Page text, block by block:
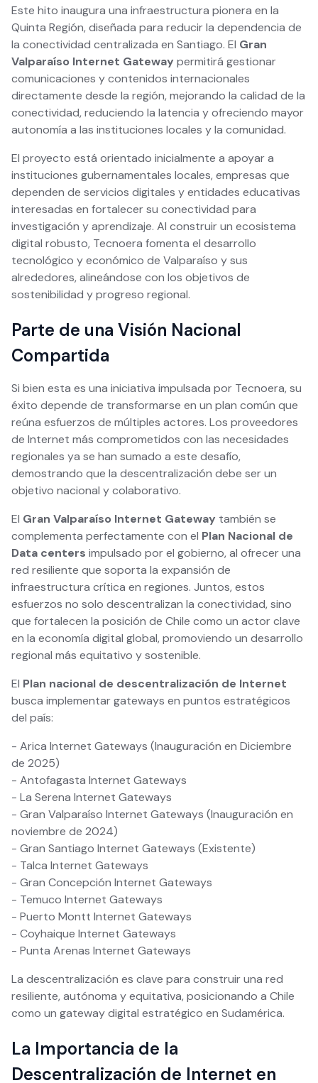
Este hito inaugura una infraestructura pionera en la
Quinta Región, diseñada para reducir la dependencia de
la conectividad centralizada en Santiago. El Gran
Valparaíso Internet Gateway permitirá gestionar
comunicaciones y contenidos internacionales
directamente desde la región, mejorando la calidad de la
conectividad, reduciendo la latencia y ofreciendo mayor
autonomía a las instituciones locales y la comunidad.
El proyecto está orientado inicialmente a apoyar a
instituciones gubernamentales locales, empresas que
dependen de servicios digitales y entidades educativas
interesadas en fortalecer su conectividad para
investigación y aprendizaje. Al construir un ecosistema
digital robusto, Tecnoera fomenta el desarrollo
tecnológico y económico de Valparaíso y sus
alrededores, alineándose con los objetivos de
sostenibilidad y progreso regional.
Parte de una Visión Nacional
Compartida
Si bien esta es una iniciativa impulsada por Tecnoera, su
éxito depende de transformarse en un plan común que
reúna esfuerzos de múltiples actores. Los proveedores
de Internet más comprometidos con las necesidades
regionales ya se han sumado a este desafío,
demostrando que la descentralización debe ser un
objetivo nacional y colaborativo.
El Gran Valparaíso Internet Gateway también se
complementa perfectamente con el Plan Nacional de
Data centers impulsado por el gobierno, al ofrecer una
red resiliente que soporta la expansión de
infraestructura crítica en regiones. Juntos, estos
esfuerzos no solo descentralizan la conectividad, sino
que fortalecen la posición de Chile como un actor clave
en la economía digital global, promoviendo un desarrollo
regional más equitativo y sostenible.
El Plan nacional de descentralización de Internet
busca implementar gateways en puntos estratégicos
del país:
- Arica Internet Gateways (Inauguración en Diciembre
de 2025)
- Antofagasta Internet Gateways
- La Serena Internet Gateways
- Gran Valparaíso Internet Gateways (Inauguración en
noviembre de 2024)
- Gran Santiago Internet Gateways (Existente)
- Talca Internet Gateways
- Gran Concepción Internet Gateways
- Temuco Internet Gateways
- Puerto Montt Internet Gateways
- Coyhaique Internet Gateways
- Punta Arenas Internet Gateways
La descentralización es clave para construir una red
resiliente, autónoma y equitativa, posicionando a Chile
como un gateway digital estratégico en Sudamérica.
La Importancia de la
Descentralización de Internet en